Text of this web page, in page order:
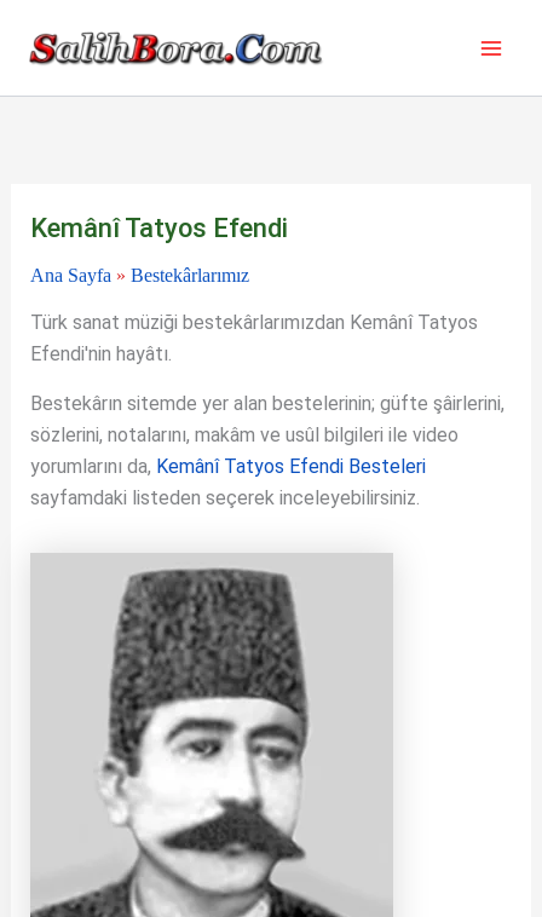
Kemânî Tatyos Efendi
Ana Sayfa » Bestekârlarımız
Türk sanat müziği bestekârlarımızdan Kemânî Tatyos
Efendi'nin hayâtı.
Bestekârın sitemde yer alan bestelerinin; güfte şâirlerini,
sözlerini, notalarını, makâm ve usûl bilgileri ile video
yorumlarını da, Kemânî Tatyos Efendi Besteleri
sayfamdaki listeden seçerek inceleyebilirsiniz.